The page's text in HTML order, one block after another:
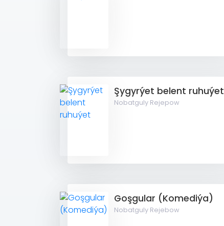
Şygyrýet belent ruhuýet
Nobatguly Rejepow
Goşgular (Komediýa)
Nobatguly Rejebow